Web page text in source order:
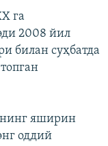
га
2008 йил
билан суҳбатда
яширин
оддий